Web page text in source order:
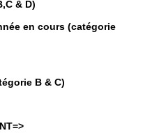
& D)
en cours (catégorie
B & C)